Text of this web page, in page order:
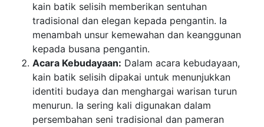
kain batik selisih memberikan sentuhan
tradisional dan elegan kepada pengantin. Ia
menambah unsur kemewahan dan keanggunan
kepada busana pengantin.
Acara Kebudayaan: Dalam acara kebudayaan,
kain batik selisih dipakai untuk menunjukkan
identiti budaya dan menghargai warisan turun
menurun. Ia sering kali digunakan dalam
persembahan seni tradisional dan pameran